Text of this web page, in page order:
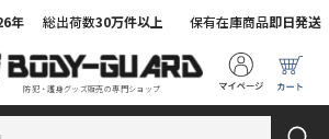
防犯・護身グッズ販売の専門ショップ
年 総出荷数30万件以上 保有在庫商品即日発送